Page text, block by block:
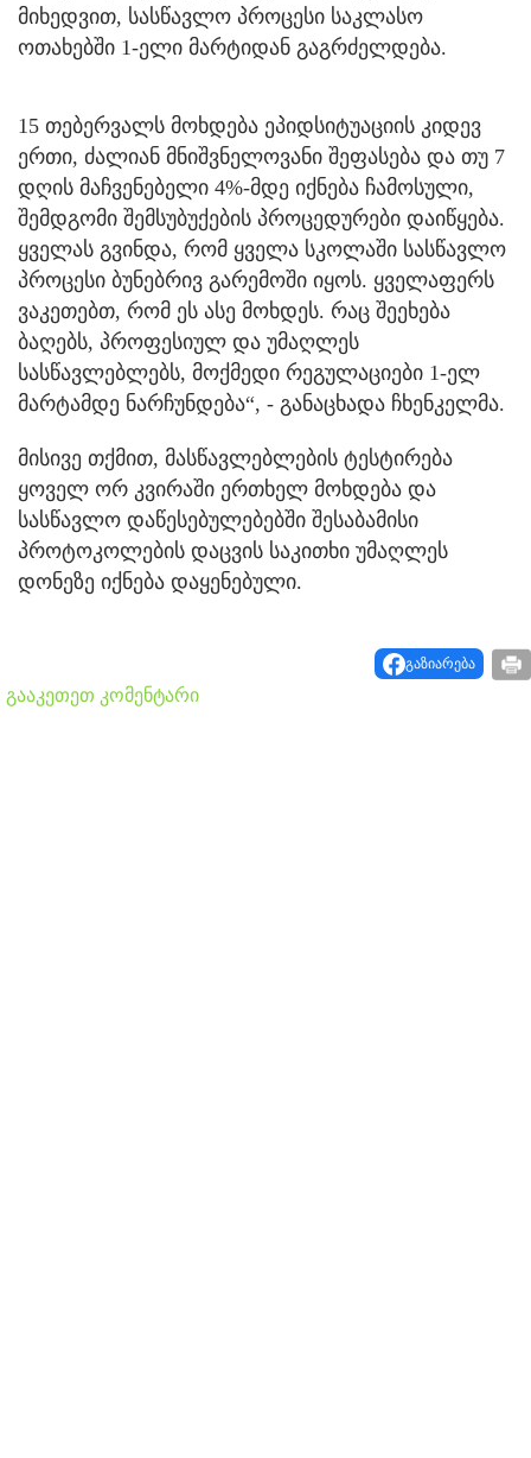
მიხედვით, სასწავლო პროცესი საკლასო
ოთახებში 1-ელი მარტიდან გაგრძელდება.
15 თებერვალს მოხდება ეპიდსიტუაციის კიდევ
ერთი, ძალიან მნიშვნელოვანი შეფასება და თუ 7
დღის მაჩვენებელი 4%-მდე იქნება ჩამოსული,
შემდგომი შემსუბუქების პროცედურები დაიწყება.
ყველას გვინდა, რომ ყველა სკოლაში სასწავლო
პროცესი ბუნებრივ გარემოში იყოს. ყველაფერს
ვაკეთებთ, რომ ეს ასე მოხდეს. რაც შეეხება
ბაღებს, პროფესიულ და უმაღლეს
სასწავლებლებს, მოქმედი რეგულაციები 1-ელ
მარტამდე ნარჩუნდება“, - განაცხადა ჩხენკელმა.
მისივე თქმით, მასწავლებლების ტესტირება
ყოველ ორ კვირაში ერთხელ მოხდება და
სასწავლო დაწესებულებებში შესაბამისი
პროტოკოლების დაცვის საკითხი უმაღლეს
დონეზე იქნება დაყენებული.
გაზიარება
გააკეთეთ კომენტარი